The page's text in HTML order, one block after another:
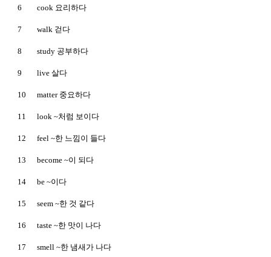
6 cook 요리하다
7 walk 걷다
8 study 공부하다
9 live 살다
10 matter 중요하다
11 look ~처럼 보이다
12 feel ~한 느낌이 들다
13 become ~이 되다
14 be ~이다
15 seem ~한 것 같다
16 taste ~한 맛이 나다
17 smell ~한 냄새가 나다